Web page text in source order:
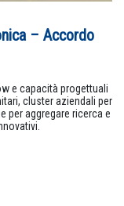
– Accordo
e capacità progettuali
cluster aziendali per
per aggregare ricerca e